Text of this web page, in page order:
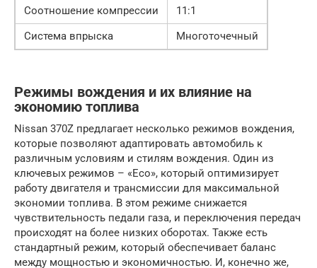
Соотношение компрессии
11:1
Система впрыска
Многоточечный
Режимы вождения и их влияние на
экономию топлива
Nissan 370Z предлагает несколько режимов вождения,
которые позволяют адаптировать автомобиль к
различным условиям и стилям вождения. Один из
ключевых режимов – «Eco», который оптимизирует
работу двигателя и трансмиссии для максимальной
экономии топлива. В этом режиме снижается
чувствительность педали газа, и переключения передач
происходят на более низких оборотах. Также есть
стандартный режим, который обеспечивает баланс
между мощностью и экономичностью. И, конечно же,